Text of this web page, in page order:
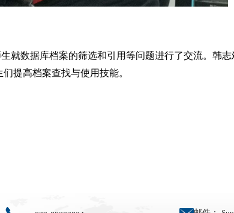
就数据库档案的筛选和引用等问题进行了交流。韩
提高档案查找与使用技能。